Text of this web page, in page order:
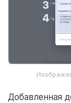
Добавленная